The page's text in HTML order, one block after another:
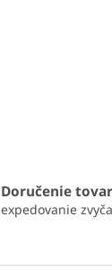
Doručenie
expedovanie